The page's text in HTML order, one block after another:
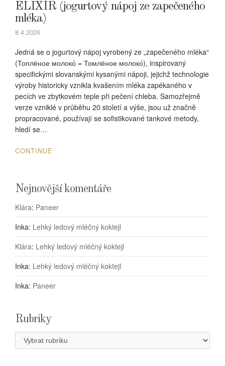
ELIXÍR (jogurtový nápoj ze zapečeného
mléka)
8.4.2026
Jedná se o jogurtový nápoj vyrobený ze „zapečeného mléka“
(Топлёное молоко́ = Томлёное молоко́), inspirovaný
specifickými slovanskými kysanými nápoji, jejichž technologie
výroby historicky vznikla kvašením mléka zapékaného v
pecích ve zbytkovém teple při pečení chleba. Samozřejmě
verze vzniklé v průběhu 20 století a výše, jsou už značně
propracované, používají se sofistikované tankové metody,
hledí se…
CONTINUE
Nejnovější komentáře
Klára: Paneer
Inka: Lehký ledový mléčný koktejl
Klára: Lehký ledový mléčný koktejl
Inka: Lehký ledový mléčný koktejl
Inka: Paneer
Rubriky
Rubriky